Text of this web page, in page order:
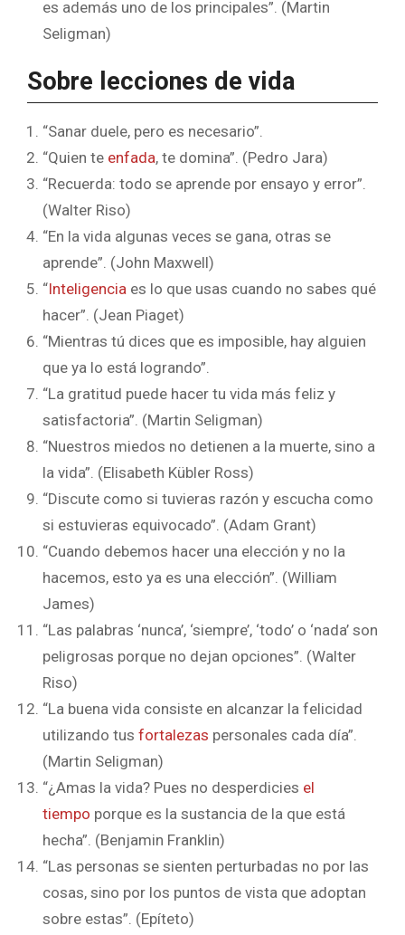
es además uno de los principales”. (Martin
Seligman)
Sobre lecciones de vida
“Sanar duele, pero es necesario”.
“Quien te enfada, te domina”. (Pedro Jara)
“Recuerda: todo se aprende por ensayo y error”.
(Walter Riso)
“En la vida algunas veces se gana, otras se
aprende”. (John Maxwell)
“Inteligencia es lo que usas cuando no sabes qué
hacer”. (Jean Piaget)
“Mientras tú dices que es imposible, hay alguien
que ya lo está logrando”.
“La gratitud puede hacer tu vida más feliz y
satisfactoria”. (Martin Seligman)
“Nuestros miedos no detienen a la muerte, sino a
la vida”. (Elisabeth Kübler Ross)
“Discute como si tuvieras razón y escucha como
si estuvieras equivocado”. (Adam Grant)
“Cuando debemos hacer una elección y no la
hacemos, esto ya es una elección”. (William
James)
“Las palabras ‘nunca’, ‘siempre’, ‘todo’ o ‘nada’ son
peligrosas porque no dejan opciones”. (Walter
Riso)
“La buena vida consiste en alcanzar la felicidad
utilizando tus fortalezas personales cada día”.
(Martin Seligman)
“¿Amas la vida? Pues no desperdicies el
tiempo porque es la sustancia de la que está
hecha”. (Benjamin Franklin)
“Las personas se sienten perturbadas no por las
cosas, sino por los puntos de vista que adoptan
sobre estas”. (Epíteto)